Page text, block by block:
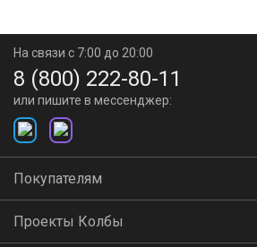
На связи с 7:00 до 20:00
8 (800) 222-80-11
или пишите в мессенджер:
Покупателям
Проекты Колбы